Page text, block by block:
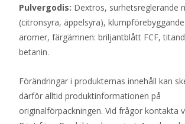
Pulvergodis: Dextros, surhetsreglerande
(citronsyra, äppelsyra),
aromer, färgämnen: briljantblått FCF,
betanin.
Förändringar i produkternas innehåll kan
därför alltid produktinformationen på
originalförpackningen. Vid frågor kontakta